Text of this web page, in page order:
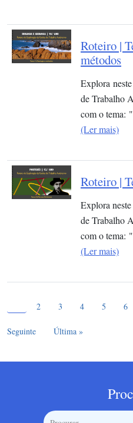
Roteiro |
métodos
Explora
de Trabalho
com o tema:
(Ler mais)
Roteiro |
Explora
de Trabalho
com o tema:
(Ler mais)
Page
2 Page
3 Page
4 Page
5 Page
6
Seguinte Última página
Última »